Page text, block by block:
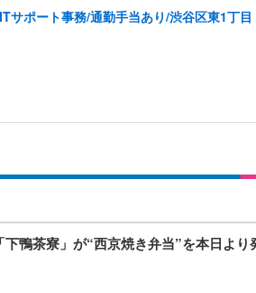
サポート事務/通勤手当あり/渋谷区東1丁目
鴨茶寮」が“西京焼き弁当”を本日より